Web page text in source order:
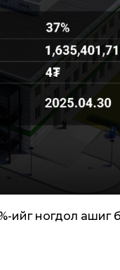
ийг ногдол ашиг